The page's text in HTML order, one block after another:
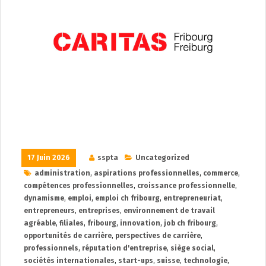
17 Juin 2026 sspta
Uncategorized
administration, aspirations professionnelles, commerce,
compétences professionnelles, croissance professionnelle,
dynamisme, emploi, emploi ch fribourg, entrepreneuriat,
entrepreneurs, entreprises, environnement de travail
agréable, filiales, fribourg, innovation, job ch fribourg,
opportunités de carrière, perspectives de carrière,
professionnels, réputation d'entreprise, siège social,
sociétés internationales, start-ups, suisse, technologie,